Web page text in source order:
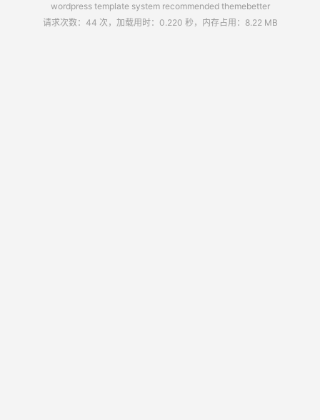
wordpress template system recommended themebetter
请求次数：44 次，加载用时：0.220 秒，内存占用：8.22 MB